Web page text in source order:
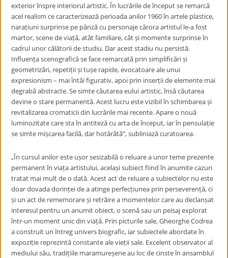
exterior înspre interiorul artistic. În lucrările de început se remarcă
acel realism ce caracterizează perioada anilor 1960 în artele plastice,
narațiuni surprinse pe pânză cu personaje cărora artistul le-a fost
martor, scene de viață, atât familiare, cât și momente surprinse în
cadrul unor călătorii de studiu. Dar acest stadiu nu persistă.
Influența scenografică se face remarcată prin simplificări și
geometrizări, repetiții și tușe rapide, evocatoare ale unui
expresionism – mai întâi figurativ, apoi prin inserții de elemente mai
degrabă abstracte. Se simte căutarea eului artistic, însă căutarea
devine o stare permanentă. Acest lucru este vizibil în schimbarea și
revitalizarea cromaticii din lucrările mai recente. Apare o nouă
luminozitate care sta în antiteză cu arta de început, iar în pensulație
se simte mișcarea facilă, dar hotărâtă”, subliniază curatoarea.
„În cursul anilor este ușor sesizabilă o reluare a unor teme prezente
permanent în viața artistului, același subiect fiind în anumite cazuri
tratat mai mult de o dată. Acest act de reluare a subiectelor nu este
doar dovada dorinței de a atinge perfecțiunea prin perseverență, ci
și un act de rememorare și retrăire a momentelor care au declanșat
interesul pentru un anumit obiect, o scenă sau un peisaj explorat
într-un moment unic din viață. Prin picturile sale, Gheorghe Codrea
a construit un întreg univers biografic, iar subiectele abordate în
expoziție reprezintă constante ale vieții sale. Excelent observator al
mediului său, tradițiile maramureșene au loc de cinste în ansamblul